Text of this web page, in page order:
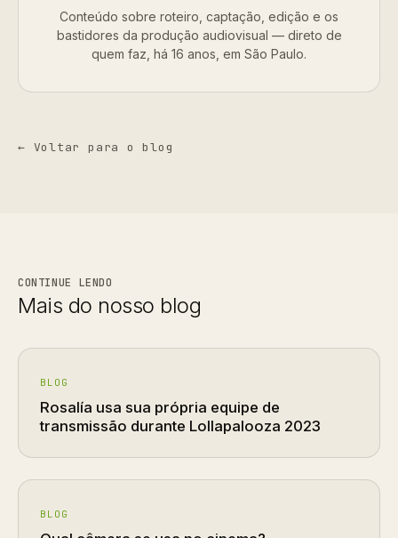
Conteúdo sobre roteiro, captação, edição e os
bastidores da produção audiovisual — direto de
quem faz, há 16 anos, em São Paulo.
← Voltar para o blog
CONTINUE LENDO
Mais do nosso blog
BLOG
Rosalía usa sua própria equipe de
transmissão durante Lollapalooza 2023
BLOG